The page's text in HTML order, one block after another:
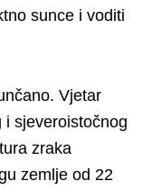
sunce i voditi
Vjetar
i sjeveroistočnog
zraka
zemlje od 22